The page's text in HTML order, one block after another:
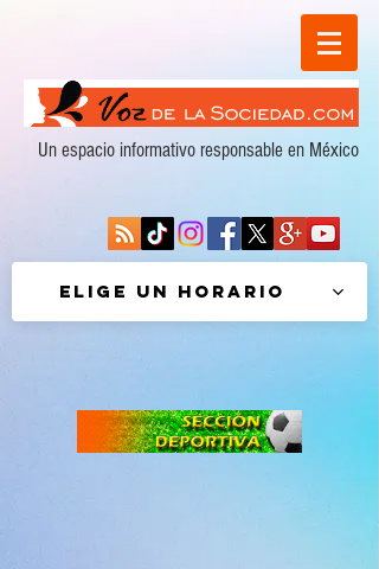
Un espacio informativo responsable en México
Elige un horario